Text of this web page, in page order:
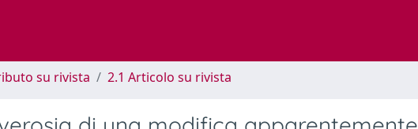
su rivista 2.1 Articolo su rivista